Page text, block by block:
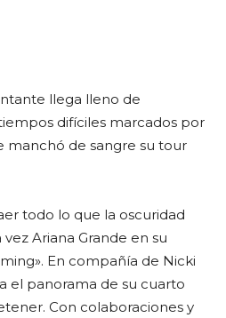
llega lleno de
difíciles marcados por
manchó de sangre su tour
todo lo que la oscuridad
Ariana Grande en su
En compañía de Nicki
el panorama de su cuarto
Con colaboraciones y